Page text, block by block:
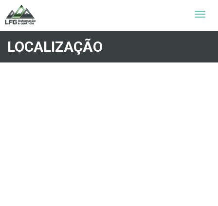
Toggle
LOCALIZAÇÃO